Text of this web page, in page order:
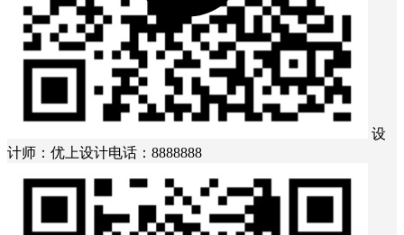
设
计师：优上设计电话：8888888